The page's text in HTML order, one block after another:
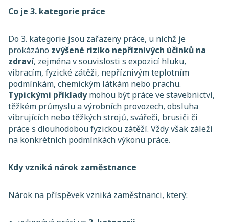
Co je 3. kategorie práce
Do 3. kategorie jsou zařazeny práce, u nichž je
prokázáno zvýšené riziko nepříznivých účinků na
zdraví, zejména v souvislosti s expozicí hluku,
vibracím, fyzické zátěži, nepříznivým teplotním
podmínkám, chemickým látkám nebo prachu.
Typickými příkladymohou být práce ve stavebnictví,
těžkém průmyslu a výrobních provozech, obsluha
vibrujících nebo těžkých strojů, svářeči, brusiči či
práce s dlouhodobou fyzickou zátěží. Vždy však záleží
na konkrétních podmínkách výkonu práce.
Kdy vzniká nárok zaměstnance
Nárok na příspěvek vzniká zaměstnanci, který: